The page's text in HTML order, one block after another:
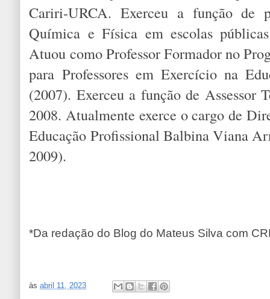
Cariri-URCA. Exerceu a função de
Química e Física em escolas
Atuou como Professor Formador no
para Professores em Exercício na
(2007). Exerceu a função de Assessor
2008. Atualmente exerce o cargo de
Educação Profissional Balbina Viana
2009).
*Da redação do Blog do Mateus Silva com
àsabril 11, 2023